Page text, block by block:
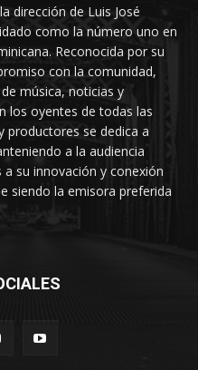
dirección de Luis José
como la número uno en
Reconocida por su
con la comunidad,
música, noticias y
los oyentes de todas las
productores se dedica a
a la audiencia
su innovación y conexión
siendo la emisora preferida